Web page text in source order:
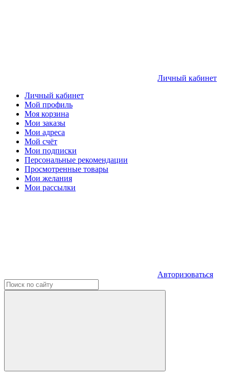
Личный кабинет
Личный кабинет
Мой профиль
Моя корзина
Мои заказы
Мои адреса
Мой счёт
Мои подписки
Персональные рекомендации
Просмотренные товары
Мои желания
Мои рассылки
Авторизоваться